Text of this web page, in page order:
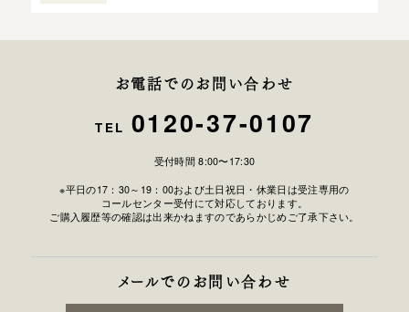
お電話でのお問い合わせ
TEL 0120-37-0107
受付時間 8:00〜17:30
※平日の17：30～19：00および土日祝日・休業日は受注専用の
コールセンター受付にて対応しております。
ご購入履歴等の確認は出来かねますのであらかじめご了承下さい。
メールでのお問い合わせ